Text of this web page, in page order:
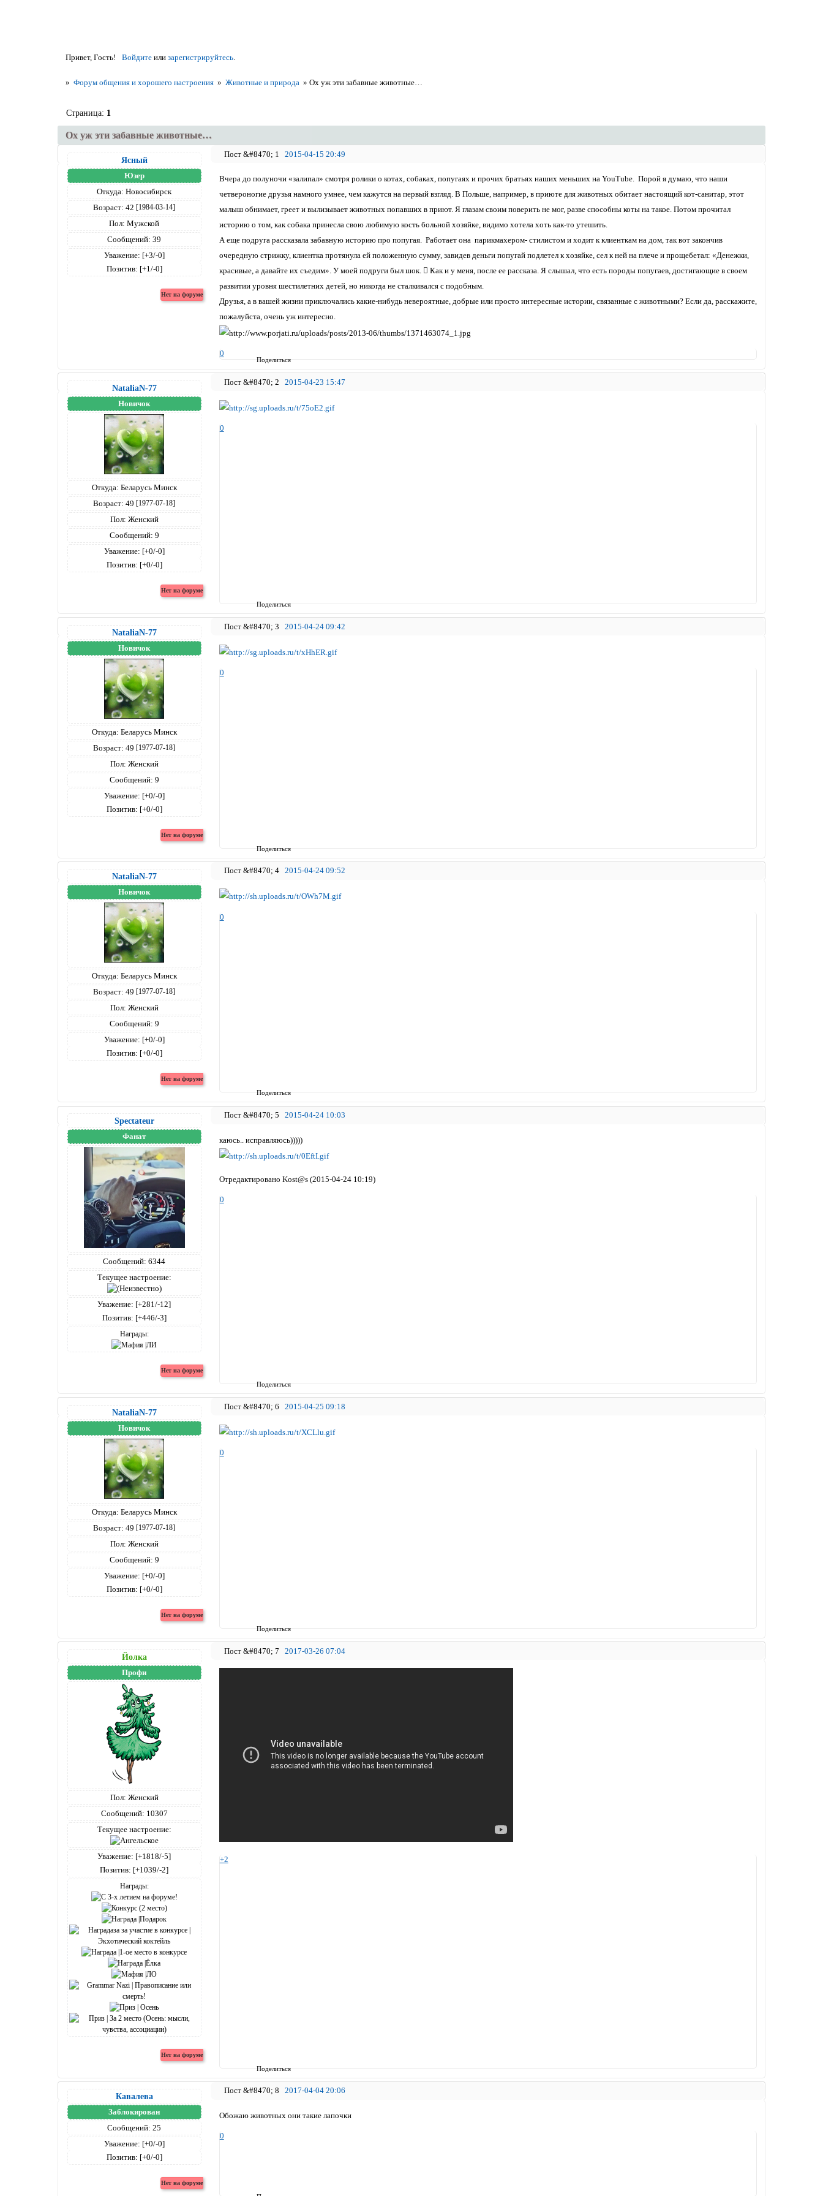
Привет, Гость! Войдитеили зарегистрируйтесь.
» Форум общения и хорошего настроения » Животные и природа »Ох уж эти забавные животные…
Ох уж эти забавные животные…
Страница: 1
Поделиться
1 2015-04-15 20:49
Ясный
Юзер
Откуда: Новосибирск
Возраст: 42 [1984-03-14]
Пол: Мужской
Сообщений: 39
Уважение: [+3/-0]
Позитив: [+1/-0]
Вчера до полуночи «залипал» смотря ролики о котах, собаках, попугаях и прочих братьях наших меньших на YouTube. Порой я думаю, что наши
четвероногие друзья намного умнее, чем кажутся на первый взгляд. В Польше, например, в приюте для животных обитает настоящий кот-санитар, этот
малыш обнимает, греет и вылизывает животных попавших в приют. Я глазам своим поверить не мог, разве способны коты на такое. Потом прочитал
историю о том, как собака принесла свою любимую кость больной хозяйке, видимо хотела хоть как-то утешить.
А еще подруга рассказала забавную историю про попугая. Работает она парикмахером- стилистом и ходит к клиенткам на дом, так вот закончив
очередную стрижку, клиентка протянула ей положенную сумму, завидев деньги попугай подлетел к хозяйке, сел к ней на плече и прощебетал: «Денежки,
красивые, а давайте их съедим». У моей подруги был шок.  Как и у меня, после ее рассказа. Я слышал, что есть породы попугаев, достигающие в своем
развитии уровня шестилетних детей, но никогда не сталкивался с подобным.
Друзья, а в вашей жизни приключались какие-нибудь невероятные, добрые или просто интересные истории, связанные с животными? Если да, расскажите,
пожалуйста, очень уж интересно.
0
Поделиться
2 2015-04-23 15:47
NataliaN-77
Новичок
Откуда: Беларусь Минск
Возраст: 49 [1977-07-18]
Пол: Женский
Сообщений: 9
Уважение: [+0/-0]
Позитив: [+0/-0]
0
Поделиться
3 2015-04-24 09:42
NataliaN-77
Новичок
Откуда: Беларусь Минск
Возраст: 49[1977-07-18]
Пол: Женский
Сообщений: 9
Уважение: [+0/-0]
Позитив: [+0/-0]
0
Поделиться
4 2015-04-24 09:52
NataliaN-77
Новичок
Откуда: Беларусь Минск
Возраст: 49 [1977-07-18]
Пол: Женский
Сообщений: 9
Уважение: [+0/-0]
Позитив: [+0/-0]
0
Поделиться
5 2015-04-24 10:03
Spectateur
Фанат
Сообщений: 6344
Текущее настроение:
Уважение: [+281/-12]
Позитив: [+446/-3]
Награды:
каюсь.. исправляюсь)))))
Отредактировано Kost@s (2015-04-24 10:19)
0
Поделиться
6 2015-04-25 09:18
NataliaN-77
Новичок
Откуда: Беларусь Минск
Возраст: 49 [1977-07-18]
Пол: Женский
Сообщений: 9
Уважение: [+0/-0]
Позитив: [+0/-0]
0
Поделиться
7 2017-03-26 07:04
Йолка
Профи
Пол: Женский
Сообщений: 10307
Текущее настроение:
Уважение: [+1818/-5]
Позитив: [+1039/-2]
Награды:
+2
8 2017-04-04 20:06
Кавалева
Заблокирован
Сообщений: 25
Уважение: [+0/-0]
Позитив: [+0/-0]
Обожаю животных они такие лапочки
0